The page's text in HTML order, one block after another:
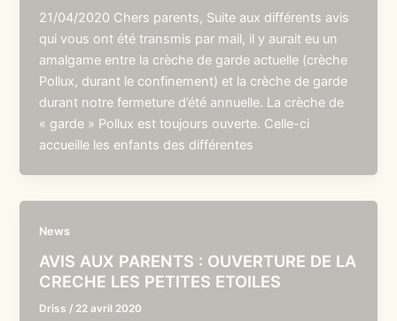
21/04/2020 Chers parents, Suite aux différents avis
qui vous ont été transmis par mail, il y aurait eu un
amalgame entre la crèche de garde actuelle (crèche
Pollux, durant le confinement) et la crèche de garde
durant notre fermeture d’été annuelle. La crèche de
« garde » Pollux est toujours ouverte. Celle-ci
accueille les enfants des différentes
News
AVIS AUX PARENTS : OUVERTURE DE LA
CRECHE LES PETITES ETOILES
Driss / 22 avril 2020